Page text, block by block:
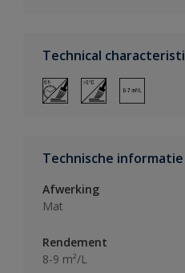
Technical
Technische informatie
Afwerking
Mat
Rendement
8-9 m²/L